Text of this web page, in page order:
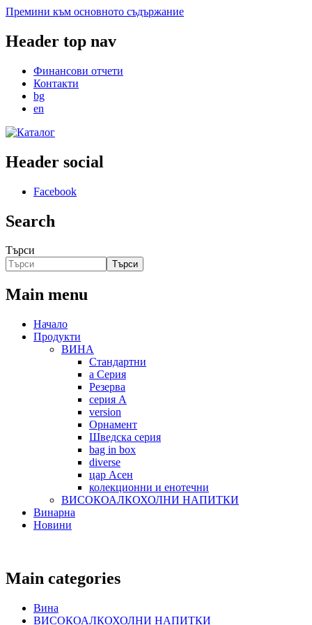
Премини към основното съдържание
Header top nav
Финансови отчети
Контакти
bg
en
Header social
Facebook
Search
Търси
Търси
Main menu
Начало
Продукти
ВИНА
Стандартни
а Серия
Резерва
серия А
version
Орнамент
Шведска серия
bag in box
diverse
цар Асен
колекционни и енотечни
ВИСОКОАЛКОХОЛНИ НАПИТКИ
Винарна
Новини
Main categories
Вина
ВИСОКОАЛКОХОЛНИ НАПИТКИ